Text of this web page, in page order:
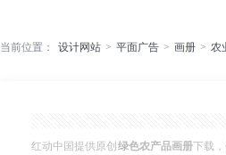
当前位置： 设计网站 > 平面广告 > 画册 > 农
红动中国提供原创 绿色农产品画册下载